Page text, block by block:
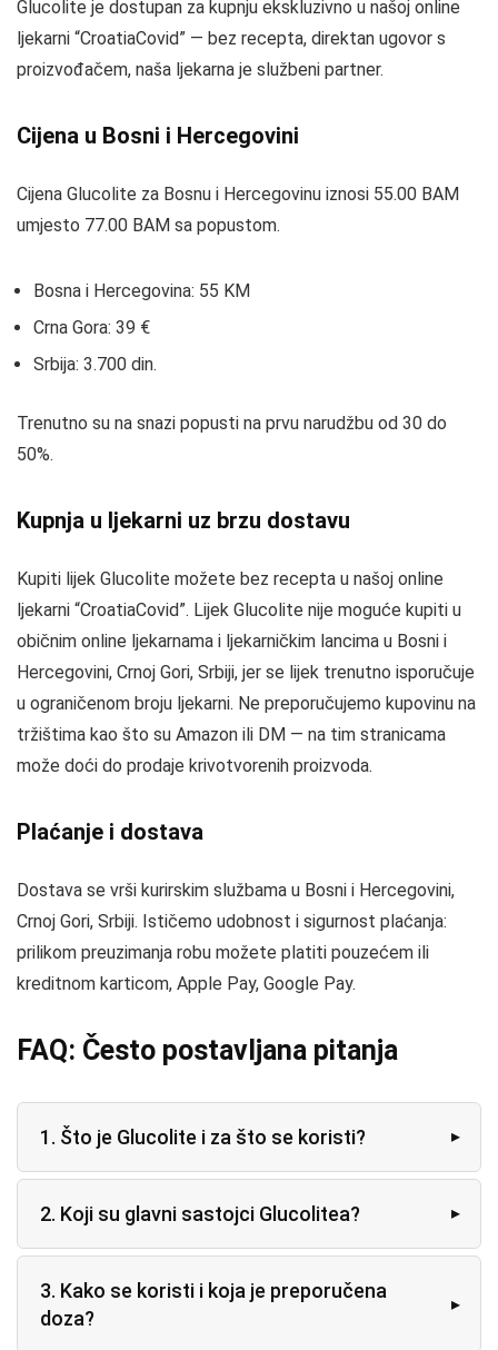
Glucolite je dostupan za kupnju ekskluzivno u našoj online
ljekarni “CroatiaCovid” — bez recepta, direktan ugovor s
proizvođačem, naša ljekarna je službeni partner.
Cijena u Bosni i Hercegovini
Cijena Glucolite za Bosnu i Hercegovinu iznosi 55.00 BAM
umjesto 77.00 BAM sa popustom.
Bosna i Hercegovina: 55 KM
Crna Gora: 39 €
Srbija: 3.700 din.
Trenutno su na snazi popusti na prvu narudžbu od 30 do
50%.
Kupnja u ljekarni uz brzu dostavu
Kupiti lijek Glucolite možete bez recepta u našoj online
ljekarni “CroatiaCovid”. Lijek Glucolite nije moguće kupiti u
običnim online ljekarnama i ljekarničkim lancima u Bosni i
Hercegovini, Crnoj Gori, Srbiji, jer se lijek trenutno isporučuje
u ograničenom broju ljekarni. Ne preporučujemo kupovinu na
tržištima kao što su Amazon ili DM — na tim stranicama
može doći do prodaje krivotvorenih proizvoda.
Plaćanje i dostava
Dostava se vrši kurirskim službama u Bosni i Hercegovini,
Crnoj Gori, Srbiji. Ističemo udobnost i sigurnost plaćanja:
prilikom preuzimanja robu možete platiti pouzećem ili
kreditnom karticom, Apple Pay, Google Pay.
FAQ: Često postavljana pitanja
1. Što je Glucolite i za što se koristi?
2. Koji su glavni sastojci Glucolitea?
3. Kako se koristi i koja je preporučena
doza?